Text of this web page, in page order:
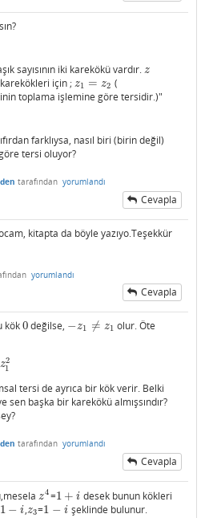
sayısının iki karekökü vardır.z
z
karekökleri için ; z1 = z2
z1 =z2
(
toplama işlemine göre tersidir.)"
farklıysa, nasıl biri (birin değil)
tersi oluyor?
tarafından yorumlandı
Cevapla
kitapta da böyle yazıyo.Teşekkür
yorumlandı
Cevapla
kök0
0değilse, −z1 ≠ z1
−z1≠ z1
olur. Öte
z2
1
tersi de ayrıca bir kök verir. Belki
sen başka bir karekökü almışsındır?
tarafından yorumlandı
Cevapla
z4
z4=1 + i
1+i desek bunun kökleri
1 − i
− i ,z3
z3=1 − i
1 −i
şeklinde bulunur.